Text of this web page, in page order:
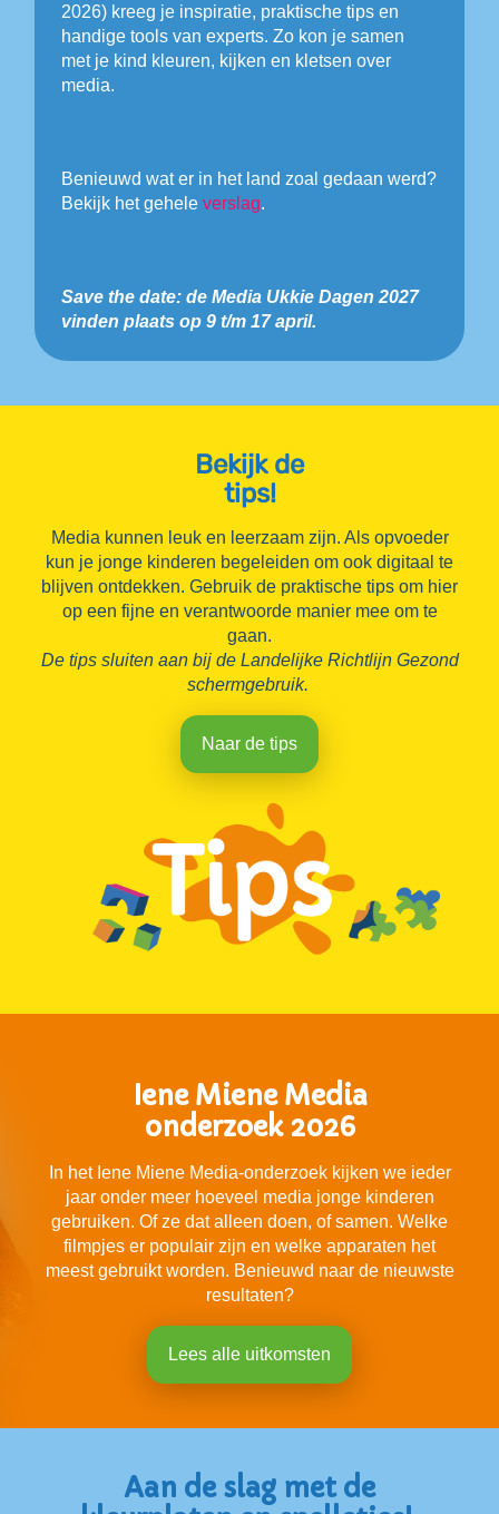
2026) kreeg je inspiratie, praktische tips en
handige tools van experts. Zo kon je samen
met je kind kleuren, kijken en kletsen over
media.
Benieuwd wat er in het land zoal gedaan werd?
Bekijk het geheleverslag.
Save the date: de Media Ukkie Dagen 2027
vinden plaats op 9 t/m 17 april.
Bekijk de
tips!
Media kunnen leuk en leerzaam zijn. Als opvoeder
kun je jonge kinderen begeleiden om ook digitaal te
blijven ontdekken. Gebruik de praktische tips om hier
op een fijne en verantwoorde manier mee om te
gaan.
De tips sluiten aan bij de Landelijke Richtlijn Gezond
schermgebruik.
Naar de tips
Iene Miene Media
onderzoek 2026
In het Iene Miene Media-onderzoek kijken we ieder
jaar onder meer hoeveel media jonge kinderen
gebruiken. Of ze dat alleen doen, of samen. Welke
filmpjes er populair zijn en welke apparaten het
meest gebruikt worden. Benieuwd naar de nieuwste
resultaten?
Lees alle uitkomsten
Aan de slag met de